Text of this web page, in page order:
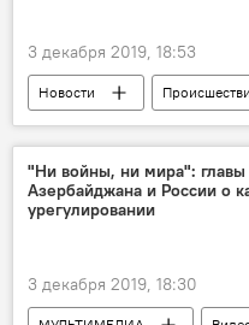
3 декабря 2019, 18:53
Новости
Азербайджан
ЖИЗНЬ
"Ни войны, ни мира":
Азербайджана и России о
урегулировании
3 декабря 2019, 18:30